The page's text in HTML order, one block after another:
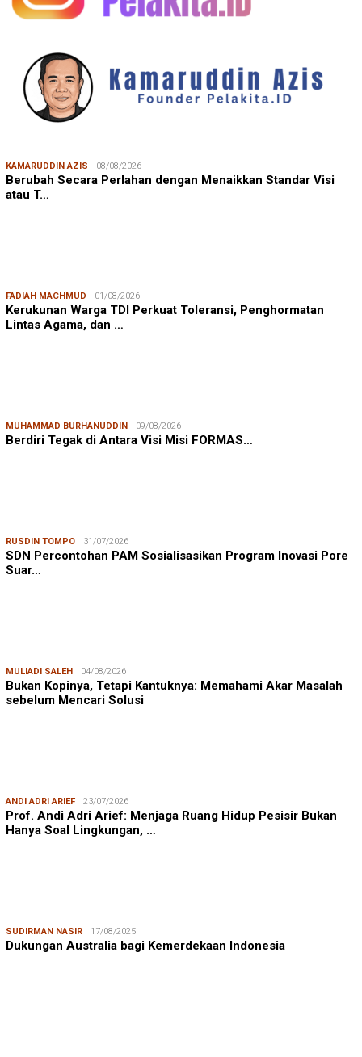
KAMARUDDIN AZIS 08/08/2026
Berubah Secara Perlahan dengan Menaikkan Standar Visi
atau T…
FADIAH MACHMUD 01/08/2026
Kerukunan Warga TDI Perkuat Toleransi, Penghormatan
Lintas Agama, dan …
MUHAMMAD BURHANUDDIN 09/08/2026
Berdiri Tegak di Antara Visi Misi FORMAS…
RUSDIN TOMPO 31/07/2026
SDN Percontohan PAM Sosialisasikan Program Inovasi Pore
Suar…
MULIADI SALEH 04/08/2026
Bukan Kopinya, Tetapi Kantuknya: Memahami Akar Masalah
sebelum Mencari Solusi
ANDI ADRI ARIEF 23/07/2026
Prof. Andi Adri Arief: Menjaga Ruang Hidup Pesisir Bukan
Hanya Soal Lingkungan, …
SUDIRMAN NASIR 17/08/2025
Dukungan Australia bagi Kemerdekaan Indonesia